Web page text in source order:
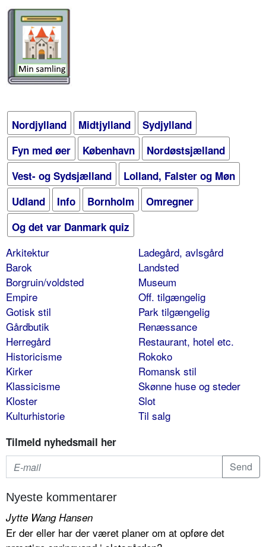
Nordjylland Midtjylland
Sydjylland
Fyn med øer
København
Nordøstsjælland
Vest- og Sydsjælland
Lolland, Falster og Møn
Udland
Info Bornholm
Omregner
Og det var Danmark quiz
Arkitektur
Barok
Borgruin/voldsted
Empire
Gotisk stil
Gårdbutik
Herregård
Historicisme
Kirker
Klassicisme
Kloster
Kulturhistorie
Ladegård, avlsgård
Landsted
Museum
Off. tilgængelig
Park tilgængelig
Renæssance
Restaurant, hotel etc.
Rokoko
Romansk stil
Skønne huse og steder
Slot
Til salg
Tilmeld nyhedsmail her
Nyeste kommentarer
Jytte Wang Hansen
Er der eller har der været planer om at opføre det